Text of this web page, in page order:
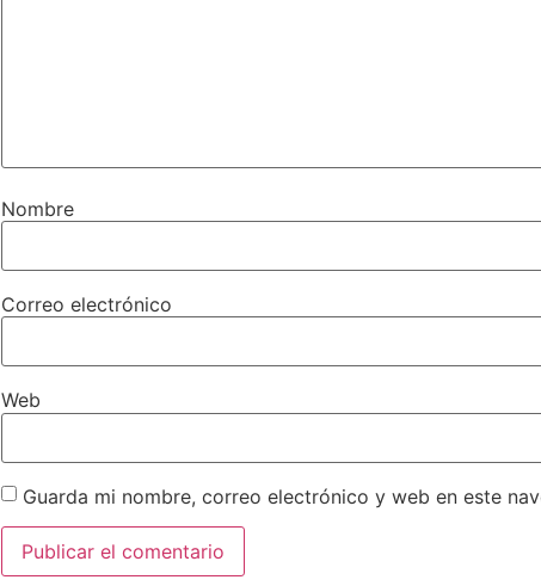
Nombre
Correo electrónico
Web
Guarda mi nombre, correo electrónico y web en este